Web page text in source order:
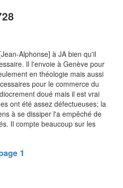
Alphonse] à JA bien qu'il
Il l'envoie à Genève pour
en théologie mais aussi
pour le commerce du
doué mais il est vrai
ont été assez défectueuses; la
à se dissiper l'a empêché de
Il compte beaucoup sur les
1